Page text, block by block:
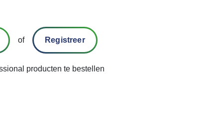
of Registreer
producten te bestellen